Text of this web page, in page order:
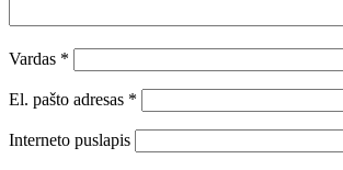
Vardas *
El. pašto adresas *
Interneto puslapis